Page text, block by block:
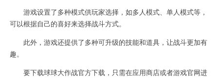
游戏设置了多种模式供玩家选择，如多人模式、单人模式等，
可以根据自己的喜好来选择战斗方式。
此外，游戏还提供了多种可升级的技能和道具，让战斗更加有
趣。
要下载球球大作战官方下载，只需在应用商店或者游戏官网进